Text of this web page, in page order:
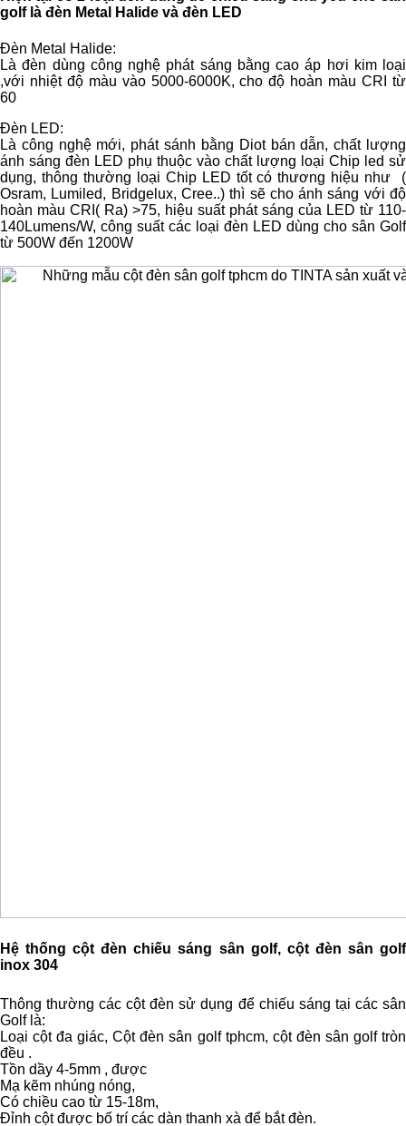
golf là đèn Metal Halide và đèn LED
Đèn Metal Halide:
Là đèn dùng công nghệ phát sáng bằng cao áp hơi kim loại
,với nhiệt độ màu vào 5000-6000K, cho độ hoàn màu CRI từ
60
Đèn LED:
Là công nghệ mới, phát sánh bằng Diot bán dẫn, chất lượng
ánh sáng đèn LED phụ thuộc vào chất lượng loại Chip led sử
dụng, thông thường loại Chip LED tốt có thương hiệu như (
Osram, Lumiled, Bridgelux, Cree..) thì sẽ cho ánh sáng với độ
hoàn màu CRI( Ra) >75, hiệu suất phát sáng của LED từ 110-
140Lumens/W, công suất các loại đèn LED dùng cho sân Golf
từ 500W đến 1200W
Hệ thống cột đèn chiếu sáng sân golf, cột đèn sân golf
inox 304
Thông thường các cột đèn sử dụng để chiếu sáng tại các sân
Golf là:
Loại cột đa giác, Cột đèn sân golf tphcm, cột đèn sân golf tròn
đều .
Tồn dầy 4-5mm , được
Mạ kẽm nhúng nóng,
Có chiều cao từ 15-18m,
Đỉnh cột được bố trí các dàn thanh xà để bắt đèn.